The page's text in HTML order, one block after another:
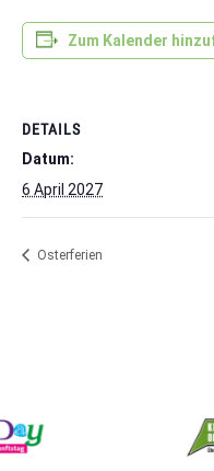
Zum Kalender
DETAILS
Datum:
6 April 2027
Osterferien